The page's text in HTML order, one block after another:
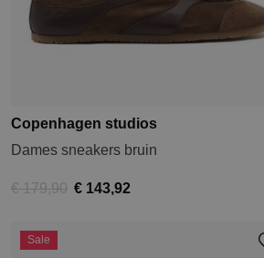
Copenhagen studios
Dames sneakers bruin
€ 179,90 € 143,92
Sale